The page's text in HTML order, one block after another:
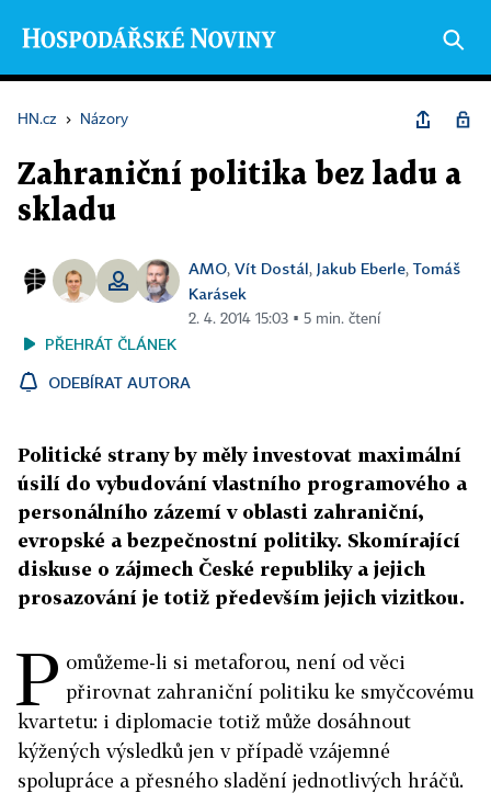
HN.cz › Názory
Zahraniční politika bez ladu a
skladu
AMO, Vít Dostál, Jakub Eberle, Tomáš
Karásek
2. 4. 2014 15:03 ▪ 5 min. čtení
PŘEHRÁT ČLÁNEK
ODEBÍRAT AUTORA
Politické strany by měly investovat maximální
úsilí do vybudování vlastního programového a
personálního zázemí v oblasti zahraniční,
evropské a bezpečnostní politiky. Skomírající
diskuse o zájmech České republiky a jejich
prosazování je totiž především jejich vizitkou.
P omůžeme-li si metaforou, není od věci
přirovnat zahraniční politiku ke smyčcovému
kvartetu: i diplomacie totiž může dosáhnout
kýžených výsledků jen v případě vzájemné
spolupráce a přesného sladění jednotlivých hráčů.